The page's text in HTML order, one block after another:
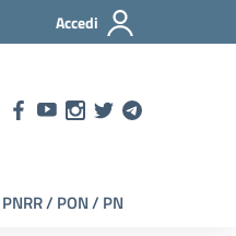
Accedi
PNRR / PON / PN